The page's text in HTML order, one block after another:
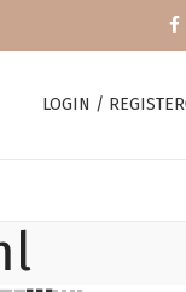
LOGIN / REGISTER